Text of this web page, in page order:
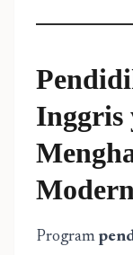
Inggris
Modern
Program